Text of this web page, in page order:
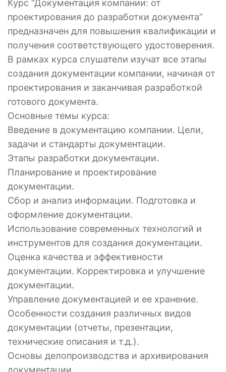
Курс “Документация компании: от
проектирования до разработки документа”
предназначен для повышения квалификации и
получения соответствующего удостоверения.
В рамках курса слушатели изучат все этапы
создания документации компании, начиная от
проектирования и заканчивая разработкой
готового документа.
Основные темы курса:
Введение в документацию компании. Цели,
задачи и стандарты документации.
Этапы разработки документации.
Планирование и проектирование
документации.
Сбор и анализ информации. Подготовка и
оформление документации.
Использование современных технологий и
инструментов для создания документации.
Оценка качества и эффективности
документации. Корректировка и улучшение
документации.
Управление документацией и ее хранение.
Особенности создания различных видов
документации (отчеты, презентации,
технические описания и т.д.).
Основы делопроизводства и архивирования
документации.